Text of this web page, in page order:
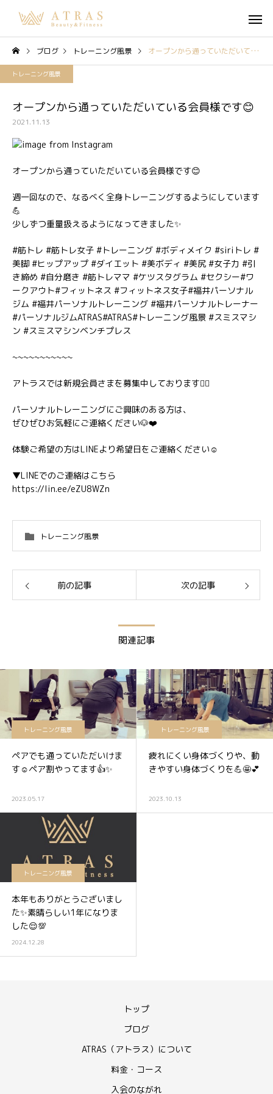
ブログ トレーニング風景 オープンから通っていただいている会員様です😊
トレーニング風景
オープンから通っていただいている会員様です😊
2021.11.13
オープンから通っていただいている会員様です😊
週一回なので、なるべく全身トレーニングするようにしています
💪
少しずつ重量扱えるようになってきました✨
#筋トレ #筋トレ女子 #トレーニング #ボディメイク #siriトレ #
美脚 #ヒップアップ #ダイエット #美ボディ #美尻 #女子力 #引
き締め #自分磨き #筋トレママ #ケツスタグラム #セクシー#ワ
ークアウト#フィットネス #フィットネス女子#福井パーソナル
ジム #福井パーソナルトレーニング #福井パーソナルトレーナー
#パーソナルジムATRAS#ATRAS#トレーニング風景 #スミスマシ
ン #スミスマシンベンチプレス
~~~~~~~~~~~
アトラスでは新規会員さまを募集中しております🏋️‍♂️
パーソナルトレーニングにご興味のある方は、
ぜひぜひお気軽にご連絡ください🐶❤️
体験ご希望の方はLINEより希望日をご連絡ください☺️
▼LINEでのご連絡はこちら
https://lin.ee/eZU8WZn
トレーニング風景
前の記事 次の記事
関連記事
トレーニング風景
ペアでも通っていただいけま
す☺️ペア割やってます👍✨
2023.05.17
トレーニング風景
疲れにくい身体づくりや、動
きやすい身体づくりを💪🤩💕
2023.10.13
トレーニング風景
本年もありがとうございまし
た✨素晴らしい1年になりま
した😌💯
2024.12.28
トップ
ブログ
ATRAS（アトラス）について
料金・コース
入会のながれ